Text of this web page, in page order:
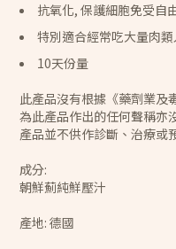
抗氧化, 保護細胞免受自
特別適合經常吃大量肉
10天份量
此產品沒有根據《藥劑業及
為此產品作出的任何聲稱亦
產品並不供作診斷、治療或
成分:
朝鮮薊純鮮壓汁
產地: 德國